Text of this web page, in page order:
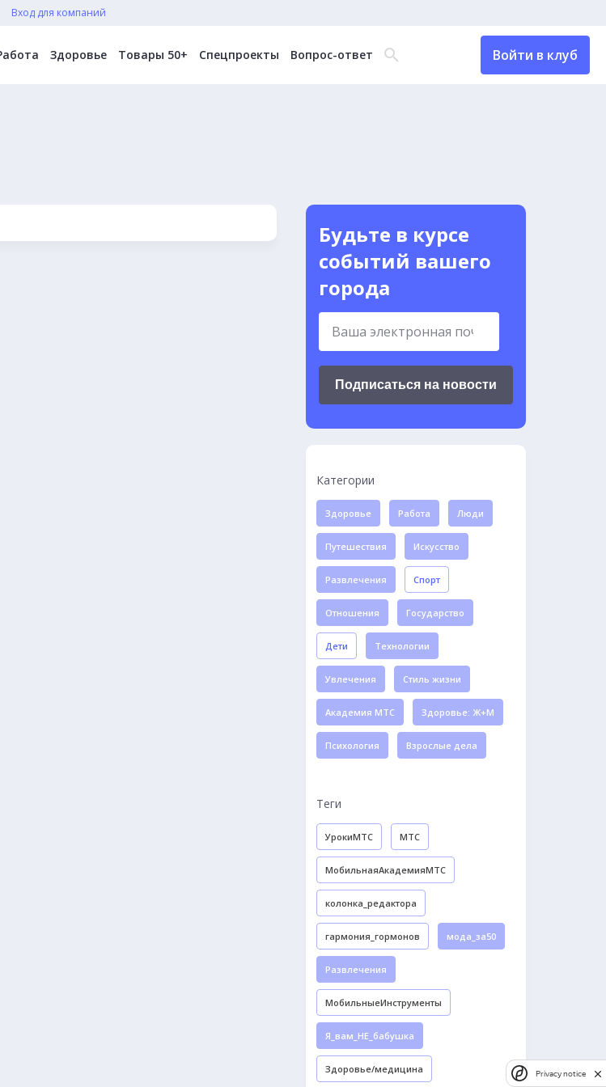
Вход для компаний
Здоровье Товары 50+ Спецпроекты Вопрос-ответ Войти в клуб
Будьте в курсе
событий вашего
города
Подписаться на новости
Категории
Здоровье Работа Люди
Путешествия Искусство
Развлечения Спорт
Отношения Государство
Дети Технологии
Увлечения Стиль жизни
Академия МТС Здоровье: Ж+М
Психология Взрослые дела
Теги
УрокиМТС МТС
МобильнаяАкадемияМТС
колонка_редактора
гармония_гормонов мода_за50
Развлечения
МобильныеИнструменты
Я_вам_НЕ_бабушка
Здоровье/медицина Privacy notice